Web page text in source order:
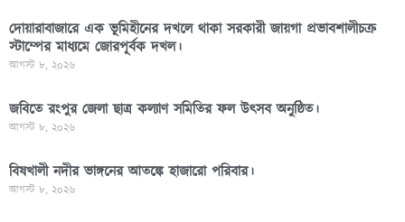
দোয়ারাবাজারে এক ভূমিহীনের দখলে থাকা সরকারী জায়গা প্রভাবশালীচক্র
স্টাম্পের মাধ্যমে জোরপূর্বক দখল।
আগস্ট ৮, ২০২৬
জবিতে রংপুর জেলা ছাত্র কল্যাণ সমিতির ফল উৎসব অনুষ্ঠিত।
আগস্ট ৮, ২০২৬
বিষখালী নদীর ভাঙ্গনের আতঙ্কে হাজারো পরিবার।
আগস্ট ৮, ২০২৬